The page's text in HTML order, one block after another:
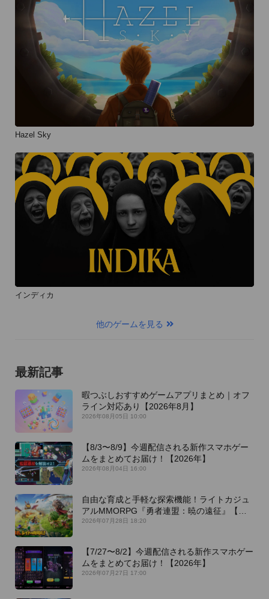
Hazel Sky
インディカ
他のゲームを見る
最新記事
暇つぶしおすすめゲームアプリまとめ｜オフ
ライン対応あり【2026年8月】
2026年08月05日 10:00
【8/3〜8/9】今週配信される新作スマホゲー
ムをまとめてお届け！【2026年】
2026年08月04日 16:00
自由な育成と手軽な探索機能！ライトカジュ
アルMMORPG『勇者連盟：暁の遠征』【最
新作PICKUP】
2026年07月28日 18:20
【7/27〜8/2】今週配信される新作スマホゲー
ムをまとめてお届け！【2026年】
2026年07月27日 17:00